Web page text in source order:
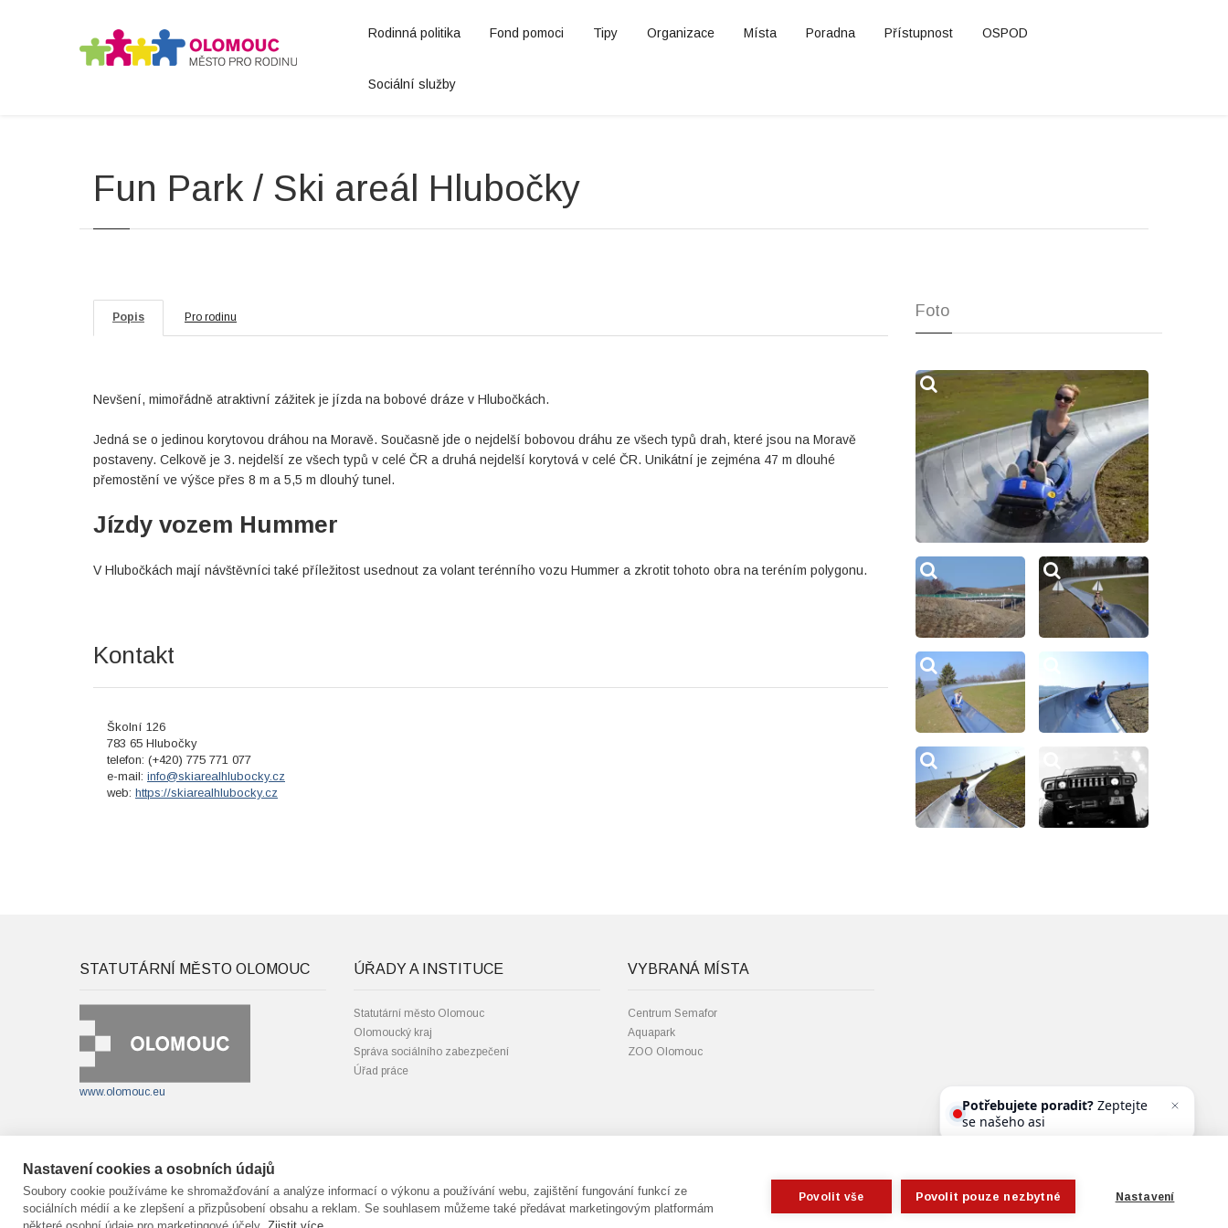
Rodinná politika Fond pomoci Tipy Organizace Místa Poradna Přístupnost OSPOD
Sociální služby
Fun Park / Ski areál Hlubočky
Popis Pro rodinu
Nevšení, mimořádně atraktivní zážitek je jízda na bobové dráze v Hlubočkách.
Jedná se o jedinou korytovou dráhou na Moravě. Současně jde o nejdelší bobovou dráhu ze všech typů drah, které jsou na Moravě
postaveny. Celkově je 3. nejdelší ze všech typů v celé ČR a druhá nejdelší korytová v celé ČR. Unikátní je zejména 47 m dlouhé
přemostění ve výšce přes 8 m a 5,5 m dlouhý tunel.
Jízdy vozem Hummer
V Hlubočkách mají návštěvníci také příležitost usednout za volant terénního vozu Hummer a zkrotit tohoto obra na teréním polygonu.
Kontakt
Školní 126
783 65 Hlubočky
telefon: (+420) 775 771 077
e-mail: info@skiarealhlubocky.cz
web: https://skiarealhlubocky.cz
Foto
STATUTÁRNÍ MĚSTO OLOMOUC
www.olomouc.eu
ÚŘADY A INSTITUCE
Statutární město Olomouc
Olomoucký kraj
Správa sociálního zabezpečení
Úřad práce
VYBRANÁ MÍSTA
Centrum Semafor
Aquapark
ZOO Olomouc
© statutární město Olomouc
Technická podpora:
webmaster
Přístupnost
Cookies, nastavení cookies
Blanka Martinovská | Freeimages.com
Email:
Nastavení cookies a osobních údajů
Soubory cookie používáme ke shromažďování a analýze informací o výkonu a používání webu, zajištění fungování funkcí ze
sociálních médií a ke zlepšení a přizpůsobení obsahu a reklam. Se souhlasem můžeme také předávat marketingovým platformám
Povolit vše Povolit pouze nezbytné Nastavení
Potřebujete poradit?Zeptejte
se našeho asistenta Oldy